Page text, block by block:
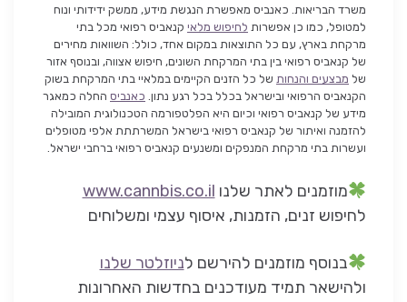
משרד הבריאות. כאנביס מאפשרת הנגשת מידע, ממשק ידידותי ונוח
למטופל, כמו כן אפשרות לחיפוש מלאי קנאביס רפואי מכל בתי
מרקחת בארץ, עם כל התוצאות במקום אחד, כולל: השוואות מחירים
של קנאביס רפואי בין בתי המרקחת השונים, חיפוש אצווה, ובנוסף אזור
של מבצעים והנחות של כל הזנים הקיימים במלאיי בתי המרקחת בשוק
הקנאביס הרפואי ובישראל בכלל בכל רגע נתון. כאנביס החלה כמאגר
מידע של קנאביס רפואי וכיום היא הפלטפורמה הטכנולוגית המובילה
להזמנה ואיתור של קנאביס רפואי בישראל המשרתתת אלפי מטופלים
ועשרות בתי מרקחת המנפקים ומשנעים קנאביס רפואי ברחבי ישראל.
מוזמנים לאתר שלנו www.cannbis.co.il
לחיפוש זנים, הזמנות, איסוף עצמי ומשלוחים
בנוסף מוזמנים להירשם לניוזלטר שלנו
ולהישאר תמיד מעודכנים בחדשות האחרונות